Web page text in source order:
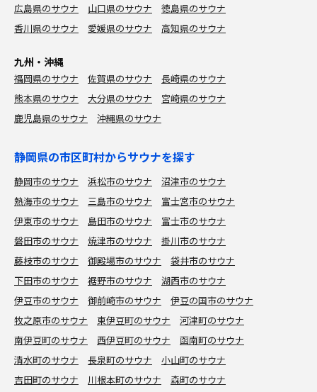
広島県のサウナ
山口県のサウナ
徳島県のサウナ
香川県のサウナ
愛媛県のサウナ 高知県のサウナ
九州・沖縄
福岡県のサウナ 佐賀県のサウナ
長崎県のサウナ
熊本県のサウナ
大分県のサウナ
宮崎県のサウナ
鹿児島県のサウナ
沖縄県のサウナ
静岡県の市区町村からサウナを探す
静岡市のサウナ 浜松市のサウナ
沼津市のサウナ
熱海市のサウナ
三島市のサウナ
富士宮市のサウナ
伊東市のサウナ
島田市のサウナ
富士市のサウナ
磐田市のサウナ
焼津市のサウナ
掛川市のサウナ
藤枝市のサウナ
御殿場市のサウナ
袋井市のサウナ
下田市のサウナ
裾野市のサウナ
湖西市のサウナ
伊豆市のサウナ
御前崎市のサウナ
伊豆の国市のサウナ
牧之原市のサウナ
東伊豆町のサウナ
河津町のサウナ
南伊豆町のサウナ
西伊豆町のサウナ
函南町のサウナ
清水町のサウナ
長泉町のサウナ
小山町のサウナ
吉田町のサウナ
川根本町のサウナ 森町のサウナ